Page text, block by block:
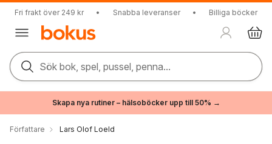
Fri frakt över 249 kr • Snabba leveranser • Billiga böcker
Sök bok, spel, pussel, penna...
Skapa nya rutiner – hälsoböcker upp till 50% →
Författare Lars Olof Loeld